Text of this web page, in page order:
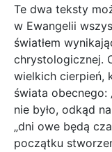
Te dwa teksty
w Ewangelii
światłem
chrystologicznej.
wielkich cierpień,
świata obecnego:
nie było, odkąd
„dni owe będą
początku